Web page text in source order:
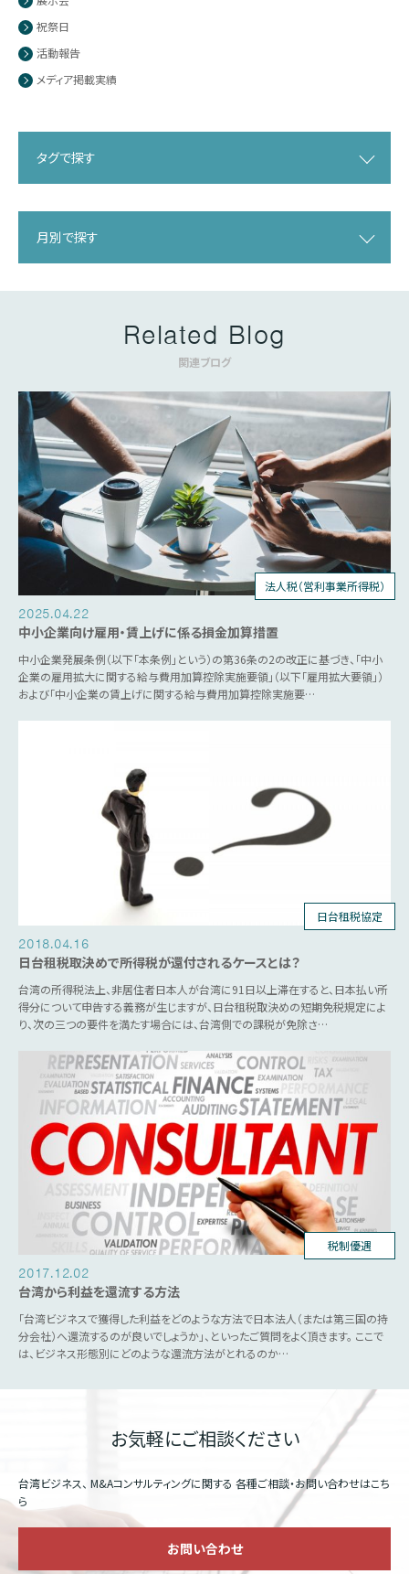
祝祭日
活動報告
メディア掲載実績
タグで探す
月別で探す
Related Blog
関連ブログ
税制優遇
法人税（営利事業所得税）
2025.04.22
中小企業向け雇用・賃上げに係る損金加算措置
中小企業発展条例（以下「本条例」という）の第36条の2の改正に基づき、「中小
企業の雇用拡大に関する給与費用加算控除実施要領」（以下「雇用拡大要領」）
および「中小企業の賃上げに関する給与費用加算控除実施要…
日台租税協定
2018.04.16
日台租税取決めで所得税が還付されるケースとは？
台湾の所得税法上、非居住者日本人が台湾に91日以上滞在すると、日本払い所
得分について申告する義務が生じますが、日台租税取決めの短期免税規定によ
り、次の三つの要件を満たす場合には、台湾側での課税が免除さ…
台湾ビジネス
税法関連
税制優遇
2017.12.02
台湾から利益を還流する方法
「台湾ビジネスで獲得した利益をどのような方法で日本法人（または第三国の持
分会社）へ還流するのが良いでしょうか」、といったご質問をよく頂きます。 ここで
は、ビジネス形態別にどのような還流方法がとれるのか…
お気軽にご相談ください
台湾ビジネス、 M&Aコンサルティングに関する 各種ご相談・お問い合わせはこち
ら
お問い合わせ